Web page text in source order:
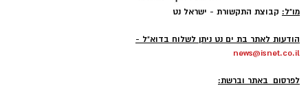
ופל בלגי במילוי שוקולד וחלוה צילום הדס ניצן
מו"ל: קבוצת התקשורת - ישראל נט
הודעות לאתר בת ים נט ניתן לשלוח בדוא"ל -
news@isnet.co.il
לפרסום באתר וברשת: